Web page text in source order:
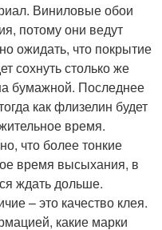
Виниловые обои
потому они ведут
ожидать, что покрытие
сохнуть столько же
бумажной. Последнее
как флизелин будет
время.
что более тонкие
время высыхания, в
ждать дольше.
– это качество клея.
какие марки